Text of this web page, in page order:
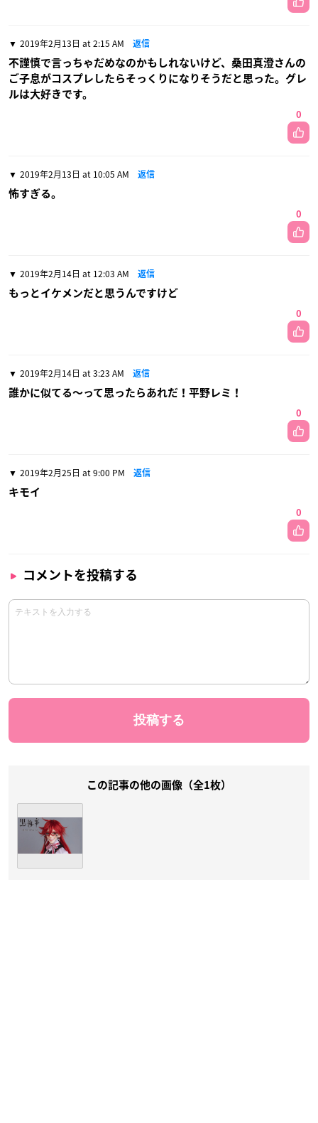
2019年2月13日 at 2:15 AM 返信
不謹慎で言っちゃだめなのかもしれないけど、桑田真澄さんの
ご子息がコスプレしたらそっくりになりそうだと思った。グレ
ルは大好きです。
0
2019年2月13日 at 10:05 AM 返信
怖すぎる。
0
2019年2月14日 at 12:03 AM 返信
もっとイケメンだと思うんですけど
0
2019年2月14日 at 3:23 AM 返信
誰かに似てる〜って思ったらあれだ！平野レミ！
0
2019年2月25日 at 9:00 PM 返信
キモイ
0
コメントを投稿する
この記事の他の画像（全1枚）